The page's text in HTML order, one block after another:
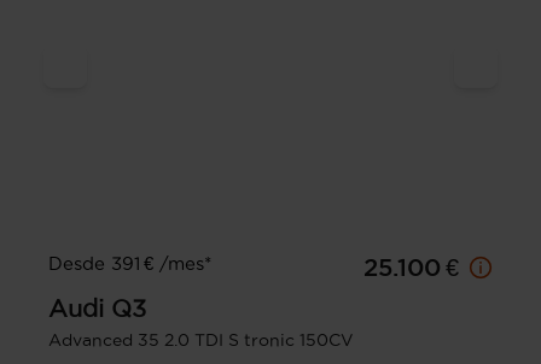
Desde 391 € /mes*
25.100 €
Audi Q3
Advanced 35 2.0 TDI S tronic 150CV